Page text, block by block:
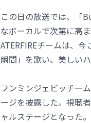
この日の放送では、「
なボーカルで次第に高
ATERFIREチームは、
瞬間」を歌い、美しい
フンミンジェビッチー
ージを披露した。視聴
ャルステージとなった